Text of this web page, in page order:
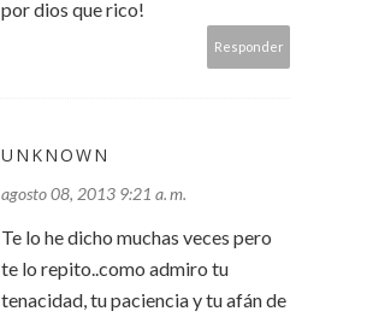
por dios que rico!
Responder
UNKNOWN
agosto 08, 2013 9:21 a. m.
Te lo he dicho muchas veces pero
te lo repito..como admiro tu
tenacidad, tu paciencia y tu afán de